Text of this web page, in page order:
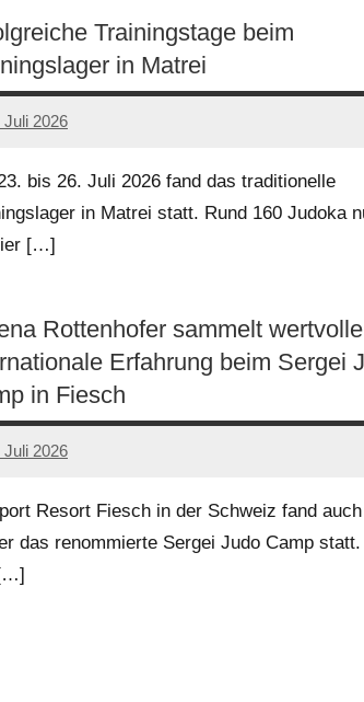
Trainingstage beim
in Matrei
Juli 2026
bis 26. Juli 2026 fand das traditionelle
in Matrei statt. Rund 160 Judoka
[…]
Rottenhofer sammelt wertvolle
Erfahrung beim Sergei
in Fiesch
Juli 2026
Resort Fiesch in der Schweiz fand
das renommierte Sergei Judo Camp statt.